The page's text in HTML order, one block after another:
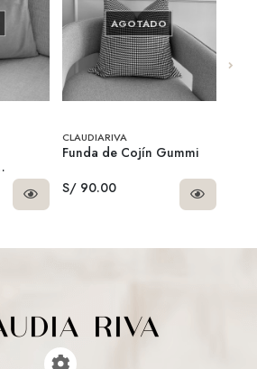
AGOTADO
CLAUDIARIVA
Funda de Cojín Gummi
S/ 90.00